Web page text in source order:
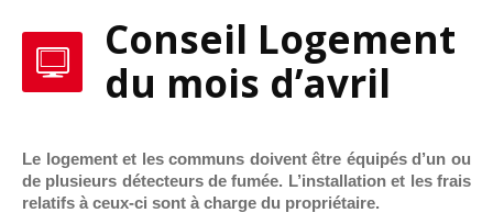
Conseil Logement
du mois d’avril
Le logement et les communs doivent être équipés d’un ou
de plusieurs détecteurs de fumée. L’installation et les frais
relatifs à ceux-ci sont à charge du propriétaire.